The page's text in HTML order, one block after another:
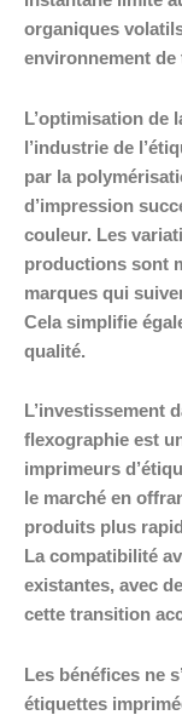
organiques
environnement
L’optimisation de
l’industrie de
par la
d’impression
couleur. Les
productions sont
marques qui
Cela simplifie
qualité.
L’investissement
flexographie est
imprimeurs
le marché en
produits plus
La compatibilité
existantes, avec
cette transition
Les bénéfices ne
étiquettes